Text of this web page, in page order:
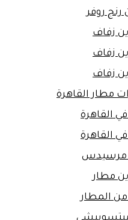
رنج روفر
زفاف
زفاف
زفاف
مطار القاهرة
القاهرة
القاهرة
مرسيدس
مطار
من المطار